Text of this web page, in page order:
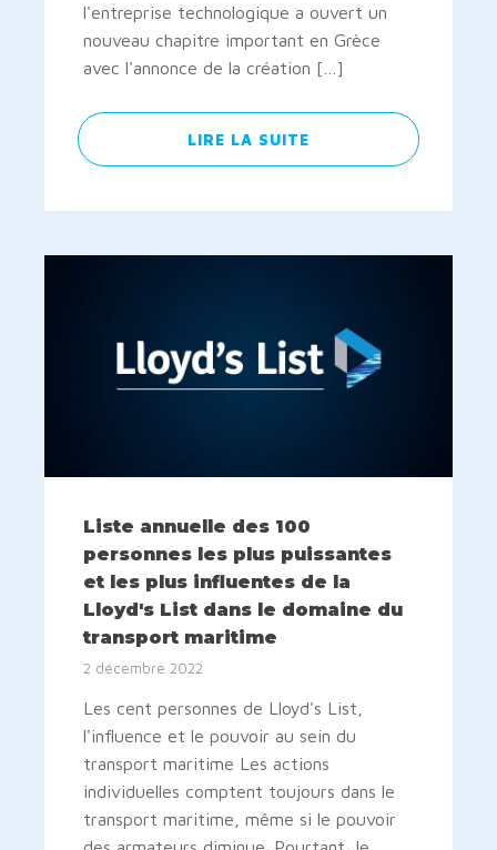
l'entreprise technologique a ouvert un
nouveau chapitre important en Grèce
avec l'annonce de la création […]
LIRE LA SUITE
Liste annuelle des 100
personnes les plus puissantes
et les plus influentes de la
Lloyd's List dans le domaine du
transport maritime
2 décembre 2022
Les cent personnes de Lloyd's List,
l'influence et le pouvoir au sein du
transport maritime Les actions
individuelles comptent toujours dans le
transport maritime, même si le pouvoir